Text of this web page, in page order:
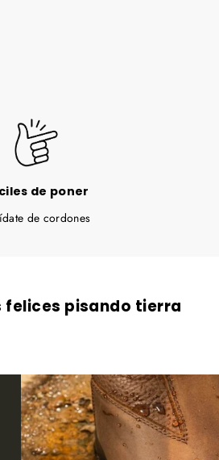
de poner
de cordones
felices pisando tierra